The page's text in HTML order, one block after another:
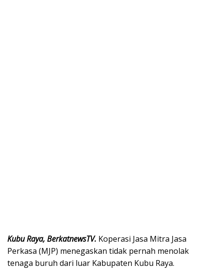
Kubu Raya, BerkatnewsTV. Koperasi Jasa Mitra Jasa
Perkasa (MJP) menegaskan tidak pernah menolak
tenaga buruh dari luar Kabupaten Kubu Raya.